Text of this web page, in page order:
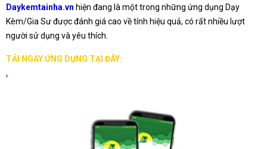
Daykemtainha.vn hiện đang là một trong những ứng dụng Dạy
Kèm/Gia Sư được đánh giá cao về tính hiệu quả, có rất nhiều lượt
người sử dụng và yêu thích.
TẢI NGAY ỨNG DỤNG TẠI ĐÂY: